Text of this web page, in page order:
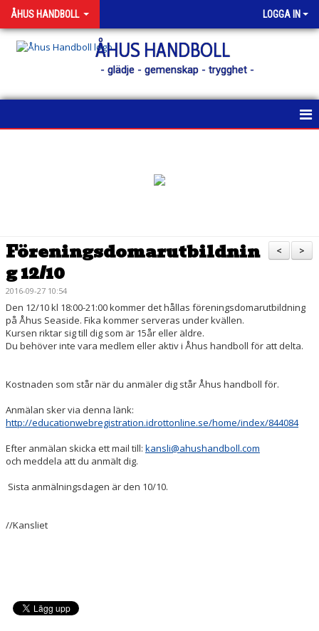
ÅHUS HANDBOLL LOGGA IN
ÅHUS HANDBOLL
- glädje - gemenskap - trygghet -
MATCHER
MEDLEM
SOCIALA MEDIER
BLÅ TRÅDEN
>
<
Föreningsdomarutbildnin
g 12/10
2016-09-27 10:54
Den 12/10 kl 18:00-21:00 kommer det hållas föreningsdomarutbildning
på Åhus Seaside. Fika kommer serveras under kvällen.
Kursen riktar sig till dig som är 15år eller äldre.
Du behöver inte vara medlem eller aktiv i Åhus handboll för att delta.
Kostnaden som står när du anmäler dig står Åhus handboll för.
Anmälan sker via denna länk:
http://educationwebregistration.idrottonline.se/home/index/844084
Efter anmälan skicka ett mail till: kansli@ahushandboll.com
och meddela att du anmält dig.
Sista anmälningsdagen är den 10/10.
//Kansliet